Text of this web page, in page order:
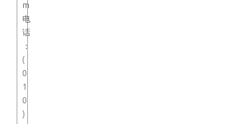
m
电
话
：
(
0
1
0
)